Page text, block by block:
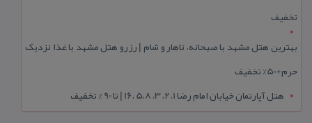
تخفیف
بهترین هتل مشهد با صبحانه، ناهار و شام | رزرو هتل مشهد با غذا نزدیک
حرم+50% تخفیف
هتل آپارتمان خیابان امام رضا 1، 2، 3، 5،8 ،16 | تا 90 % تخفیف